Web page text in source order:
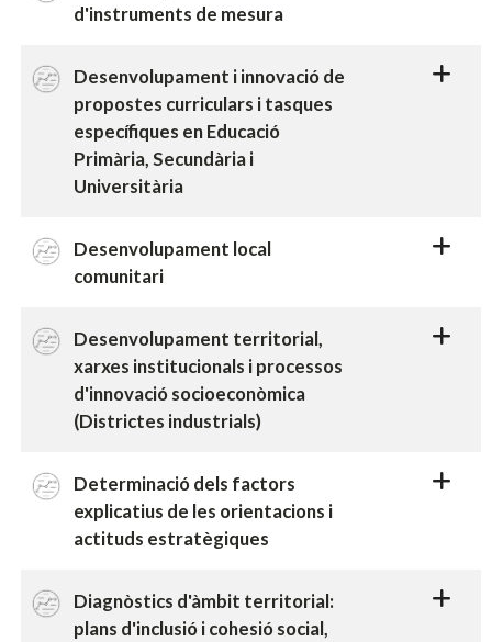
d'instruments de mesura
Desenvolupament i innovació de
propostes curriculars i tasques
específiques en Educació
Primària, Secundària i
Universitària
Desenvolupament local
comunitari
Desenvolupament territorial,
xarxes institucionals i processos
d'innovació socioeconòmica
(Districtes industrials)
Determinació dels factors
explicatius de les orientacions i
actituds estratègiques
Diagnòstics d'àmbit territorial:
plans d'inclusió i cohesió social,